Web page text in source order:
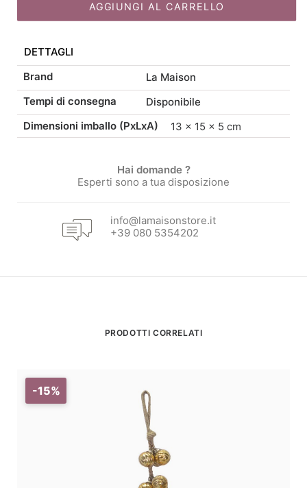
pezzi
originale
10,50 €.
attuale
8,93 €.
AGGIUNGI AL CARRELLO
DETTAGLI
Brand
La Maison
Tempi di consegna
Disponibile
Dimensioni imballo (PxLxA)
13 × 15 × 5 cm
Hai domande ?
Esperti sono a tua disposizione
info@lamaisonstore.it
+39 080 5354202
PRODOTTI CORRELATI
-15%